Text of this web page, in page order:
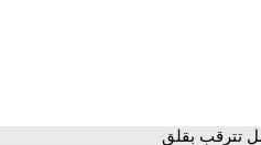
تترقب بقلق